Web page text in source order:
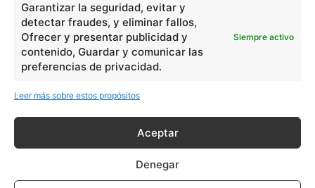
Garantizar la seguridad, evitar y
detectar fraudes, y eliminar fallos,
Ofrecer y presentar publicidad y
contenido, Guardar y comunicar las
preferencias de privacidad.
Siempre activo
Leer más sobre estos propósitos
Aceptar
Denegar